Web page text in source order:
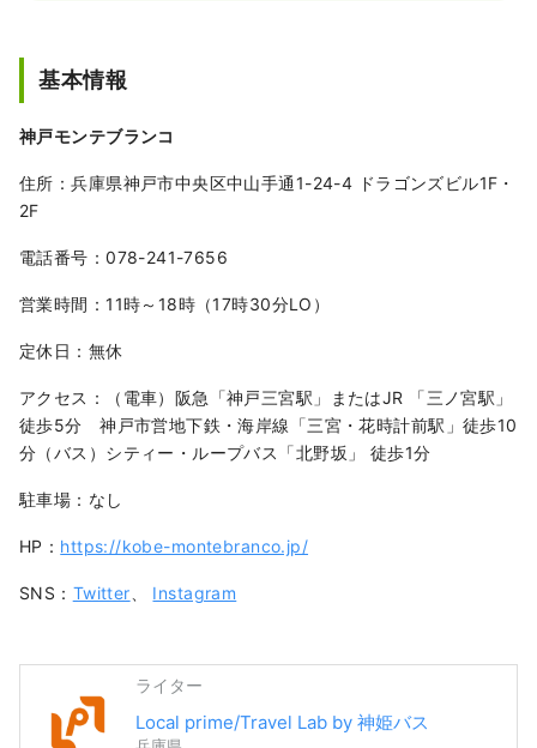
基本情報
神戸モンテブランコ
住所：兵庫県神戸市中央区中山手通1-24-4 ドラゴンズビル1F・
2F
電話番号：078-241-7656
営業時間：11時～18時（17時30分LO）
定休日：無休
アクセス：（電車）阪急「神戸三宮駅」またはJR 「三ノ宮駅」
徒歩5分 神戸市営地下鉄・海岸線「三宮・花時計前駅」徒歩10
分（バス）シティー・ループバス「北野坂」 徒歩1分
駐車場：なし
HP： https://kobe-montebranco.jp/
SNS： Twitter Instagram
ライター
Local prime/Travel Lab by 神姫バス